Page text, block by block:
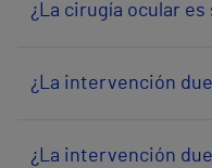
¿La cirugía ocular es
¿La intervención
¿La intervención